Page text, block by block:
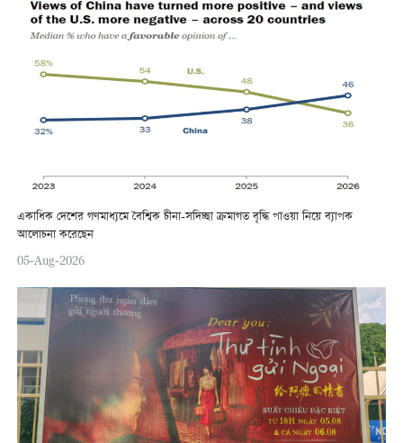
একাধিক দেশের গণমাধ্যমে বৈশ্বিক চীনা-সদিচ্ছা ক্রমাগত বৃদ্ধি পাওয়া নিয়ে ব্যাপক
আলোচনা করেছেন
05-Aug-2026